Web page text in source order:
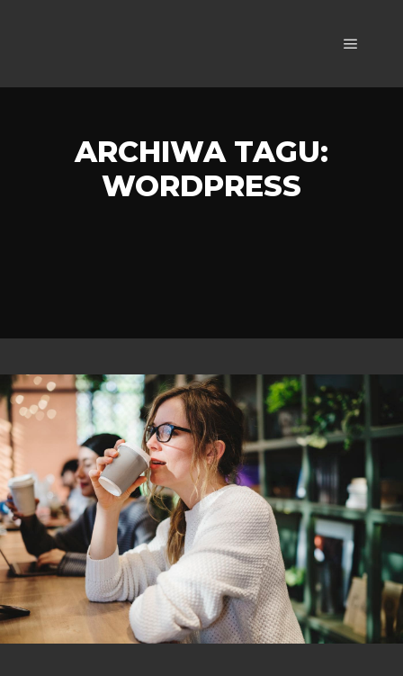
ARCHIWA TAGU:
WORDPRESS